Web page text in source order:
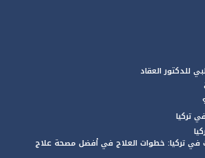
للدكتور العقاد
تركيا
في تركيا: خطوات العلاج في أفضل مصحة علاج